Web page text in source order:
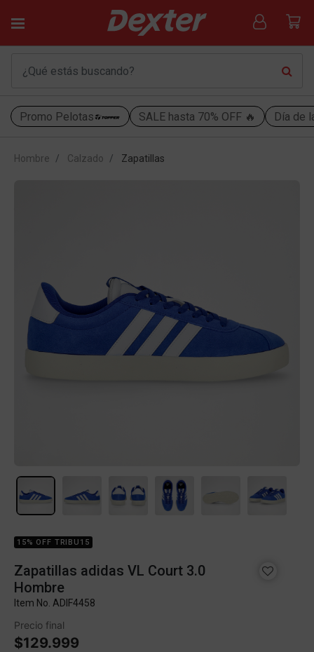
Promo Pelotas SALE hasta 70% OFF 🔥 Día de
Hombre Calzado Zapatillas
15% OFF TRIBU15
Zapatillas adidas VL Court 3.0
Hombre
Item No. ADIF4458
Precio final
$129.999